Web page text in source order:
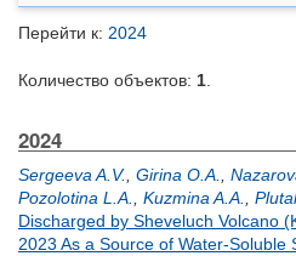
Перейти к: 2024
Количество объектов: 1
2024
Sergeeva A.V. Girina O.A.
Pozolotina L.A.
Kuzmina A.A.
Discharged by Sheveluch Volcano
2023 As a Source of Water-Soluble